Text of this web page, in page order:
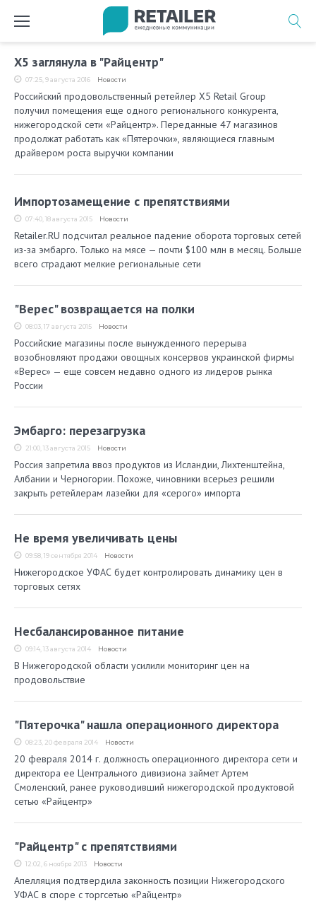
Метка:
Райцентр
Х5 заглянула в "Райцентр"
07:25, 9 августа 2016 Новости
Российский продовольственный ретейлер Х5 Retail Group
получил помещения еще одного регионального конкурента,
нижегородской сети «Райцентр». Переданные 47 магазинов
продолжат работать как «Пятерочки», являющиеся главным
драйвером роста выручки компании
Импортозамещение с препятствиями
07:40, 18 августа 2015 Новости
Retailer.RU подсчитал реальное падение оборота торговых сетей
из-за эмбарго. Только на мясе — почти $100 млн в месяц. Больше
всего страдают мелкие региональные сети
"Верес" возвращается на полки
08:03, 17 августа 2015 Новости
Российские магазины после вынужденного перерыва
возобновляют продажи овощных консервов украинской фирмы
«Верес» — еще совсем недавно одного из лидеров рынка
России
Эмбарго: перезагрузка
21:00, 13 августа 2015 Новости
Россия запретила ввоз продуктов из Исландии, Лихтенштейна,
Албании и Черногории. Похоже, чиновники всерьез решили
закрыть ретейлерам лазейки для «серого» импорта
Не время увеличивать цены
09:58, 19 сентября 2014 Новости
Нижегородское УФАС будет контролировать динамику цен в
торговых сетях
Несбалансированное питание
09:14, 13 августа 2014 Новости
В Нижегородской области усилили мониторинг цен на
продовольствие
"Пятерочка" нашла операционного директора
08:23, 20 февраля 2014 Новости
20 февраля 2014 г. должность операционного директора сети и
директора ее Центрального дивизиона займет Артем
Смоленский, ранее руководивший нижегородской продуктовой
сетью «Райцентр»
"Райцентр" с препятствиями
12:02, 6 ноября 2013 Новости
Апелляция подтвердила законность позиции Нижегородского
УФАС в споре с торгсетью «Райцентр»